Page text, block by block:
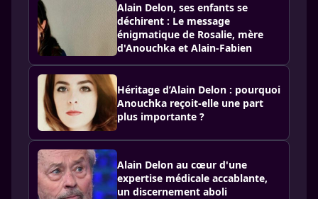
Alain Delon, ses enfants se
déchirent : Le message
énigmatique de Rosalie, mère
d'Anouchka et Alain-Fabien
Héritage d’Alain Delon : pourquoi
Anouchka reçoit-elle une part
plus importante ?
Alain Delon au cœur d'une
expertise médicale accablante,
un discernement aboli